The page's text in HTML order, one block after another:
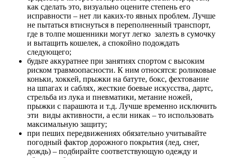
как сделать это, визуально оцените степень его
исправности – нет ли каких-то явных проблем. Лучше
не пытаться втиснуться в переполненный транспорт,
где в толпе мошенники могут легко залезть в сумочку
и вытащить кошелек, а спокойно подождать
следующего;
будьте аккуратнее при занятиях спортом с высоким
риском травмоопасности. К ним относятся: роликовые
коньки, хоккей, прыжки на батуте, бокс, фехтование
на шпагах и саблях, жесткие боевые искусства, дартс,
стрельба из лука и пневматики, метание ножей,
прыжки с парашюта и т.д. Лучше временно исключить
эти виды активности, а если никак – то использовать
максимальную защиту;
при пеших передвижениях обязательно учитывайте
погодный фактор дорожного покрытия (лед, снег,
дождь) – подбирайте соответствующую одежду и